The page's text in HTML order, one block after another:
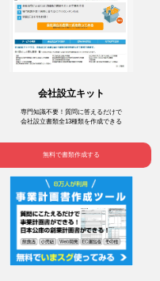
会社設立キット
専門知識不要！質問に答えるだけで
会社設立書類全13種類を作成できる
無料で書類作成する